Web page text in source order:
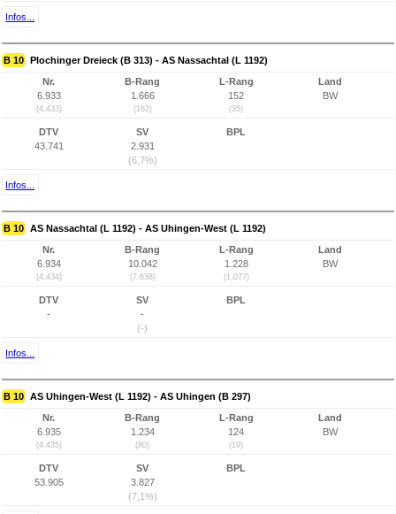
Infos...
B 10 Plochinger Dreieck (B 313) - AS Nassachtal (L 1192)
Nr.
6.933
(4.433)
B-Rang
1.666
(162)
L-Rang
152
(35)
Land
BW
DTV
43.741
SV
2.931
(6,7%)
BPL
Infos...
B 10 AS Nassachtal (L 1192) - AS Uhingen-West (L 1192)
Nr.
6.934
(4.434)
B-Rang
10.042
(7.638)
L-Rang
1.228
(1.077)
Land
BW
DTV
-
SV
-
(-)
BPL
Infos...
B 10 AS Uhingen-West (L 1192) - AS Uhingen (B 297)
Nr.
6.935
(4.435)
B-Rang
1.234
(80)
L-Rang
124
(19)
Land
BW
DTV
53.905
SV
3.827
(7,1%)
BPL